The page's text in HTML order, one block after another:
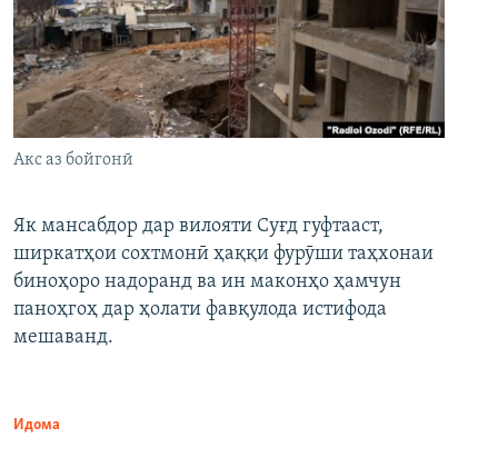
Акс аз бойгонӣ
Як мансабдор дар вилояти Суғд гуфтааст,
ширкатҳои сохтмонӣ ҳаққи фурӯши таҳхонаи
биноҳоро надоранд ва ин маконҳо ҳамчун
паноҳгоҳ дар ҳолати фавқулода истифода
мешаванд.
Идома